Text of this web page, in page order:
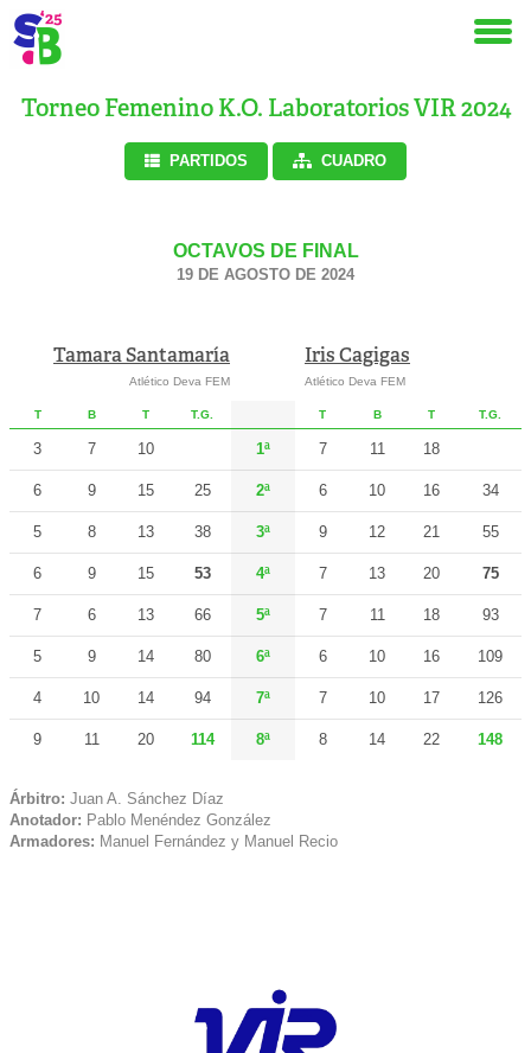
Torneo Femenino K.O. Laboratorios VIR 2024
PARTIDOS CUADRO
OCTAVOS DE FINAL
19 DE AGOSTO DE 2024
Tamara Santamaría
Atlético Deva FEM
Iris Cagigas
Atlético Deva FEM
T B T T.G. T B T T.G.
3 7 10 1ª 7 11 18
6 9 15 25 2ª 6 10 16 34
5 8 13 38 3ª 9 12 21 55
6 9 15 53 4ª 7 13 20 75
7 6 13 66 5ª 7 11 18 93
5 9 14 80 6ª 6 10 16 109
4 10 14 94 7ª 7 10 17 126
9 11 20 114 8ª 8 14 22 148
Árbitro: Juan A. Sánchez Díaz
Anotador: Pablo Menéndez González
Armadores: Manuel Fernández y Manuel Recio